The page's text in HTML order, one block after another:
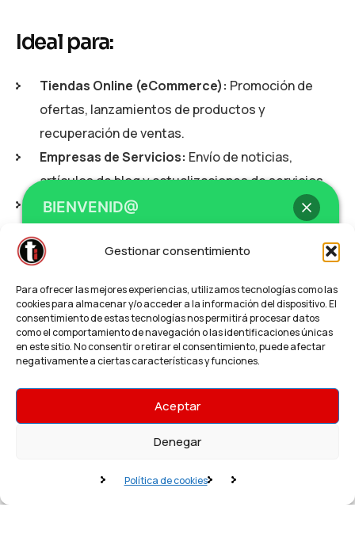
Gestionar consentimiento
Para ofrecer las mejores experiencias, utilizamos tecnologías como las
cookies para almacenar y/o acceder a la información del dispositivo. El
consentimiento de estas tecnologías nos permitirá procesar datos
como el comportamiento de navegación o las identificaciones únicas
en este sitio. No consentir o retirar el consentimiento, puede afectar
negativamente a ciertas características y funciones.
Aceptar
Denegar
Política de cookies
Ideal para:
Tiendas Online (eCommerce): Promoción de
ofertas, lanzamientos de productos y
recuperación de ventas.
Empresas de Servicios: Envío de noticias,
artículos de blog y actualizaciones de servicios.
Eventos y Hostelería:
Invitaciones digitales,
confirmaciones de reserva y agendas de eventos.
Marca Personal:Newsletters de autor para crear
© Teleimprenta.net | Todos los derechos
reservados
BIENVENID@
Regalalia
¿Necesitas un presupuesto o impresión
¿Cómo podemos ayudarte?